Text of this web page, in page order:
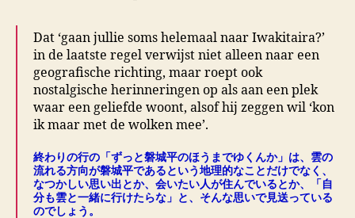
Dat ‘gaan jullie soms helemaal naar Iwakitaira?’
in de laatste regel verwijst niet alleen naar een
geografische richting, maar roept ook
nostalgische herinneringen op als aan een plek
waar een geliefde woont, alsof hij zeggen wil ‘kon
ik maar met de wolken mee’.
終わりの行の「ずっと磐城平のほうまでゆくんか」は、雲の
流れる方向が磐城平であるという地理的なことだけでなく、
なつかしい思い出とか、会いたい人が住んでいるとか、「自
分も雲と一緒に行けたらな」と、そんな思いで見送っている
のでしょう。